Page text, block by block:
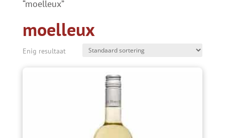
“moelleux”
moelleux
Enig resultaat